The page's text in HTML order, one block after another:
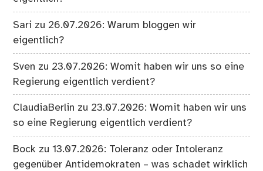
Sari zu 26.07.2026: Warum bloggen wir
eigentlich?
Sven zu 23.07.2026: Womit haben wir uns so eine
Regierung eigentlich verdient?
ClaudiaBerlin zu 23.07.2026: Womit haben wir uns
so eine Regierung eigentlich verdient?
Bock zu13.07.2026: Toleranz oder Intoleranz
gegenüber Antidemokraten – was schadet wirklich